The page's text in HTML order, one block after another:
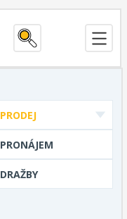
PRODEJ
PRONÁJEM
DRAŽBY